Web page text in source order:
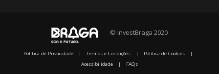
© InvestBraga 2020
Política de Privacidade | Termos e Condições | Política de Cookies
|
Acessibilidade
| FAQs